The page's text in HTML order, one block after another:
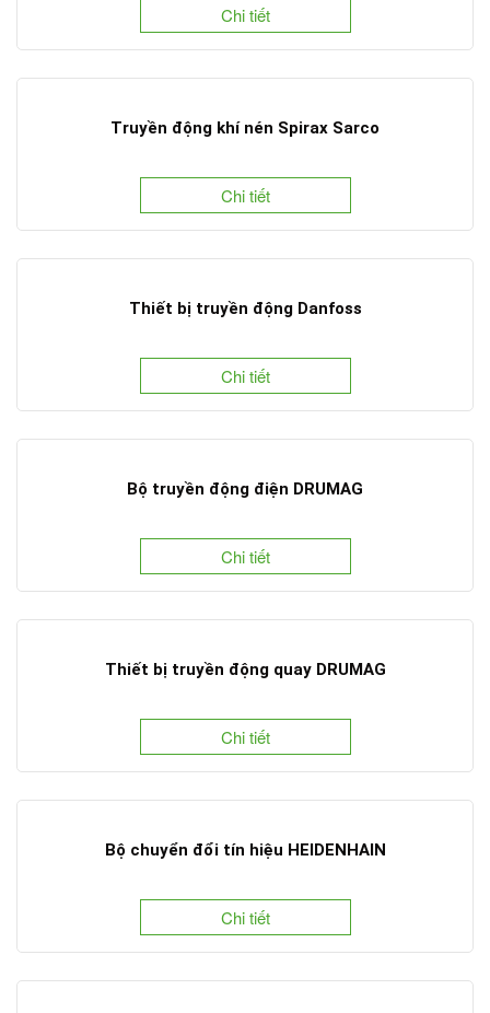
Chi tiết
Truyền động khí nén Spirax Sarco
Chi tiết
Thiết bị truyền động Danfoss
Chi tiết
Bộ truyền động điện DRUMAG
Chi tiết
Thiết bị truyền động quay DRUMAG
Chi tiết
Bộ chuyển đổi tín hiệu HEIDENHAIN
Chi tiết